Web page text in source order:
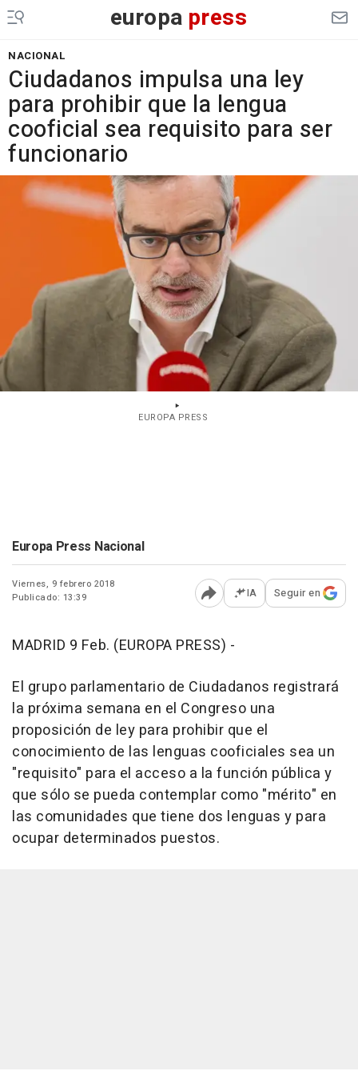
europa press
NACIONAL
Ciudadanos impulsa una ley
para prohibir que la lengua
cooficial sea requisito para ser
funcionario
EUROPA PRESS
Europa Press Nacional
Viernes, 9 febrero 2018
Publicado: 13:39
Abrir opciones para
IA Seguir en
MADRID 9 Feb. (EUROPA PRESS) -
El grupo parlamentario de Ciudadanos registrará
la próxima semana en el Congreso una
proposición de ley para prohibir que el
conocimiento de las lenguas cooficiales sea un
"requisito" para el acceso a la función pública y
que sólo se pueda contemplar como "mérito" en
las comunidades que tiene dos lenguas y para
ocupar determinados puestos.